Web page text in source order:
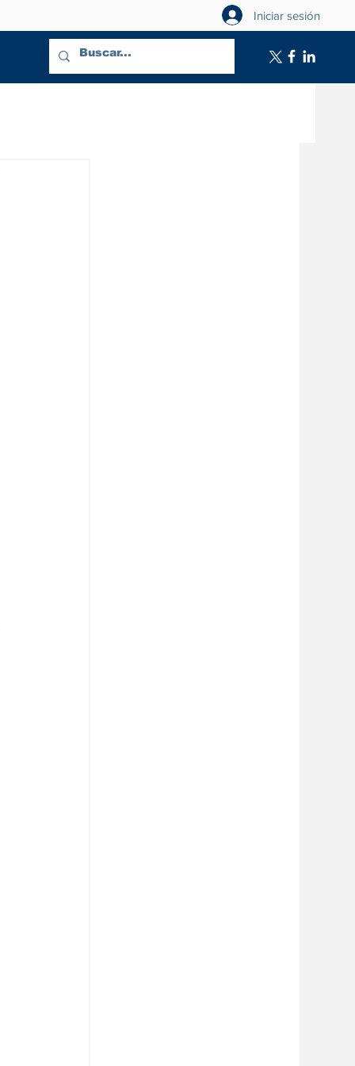
Iniciar sesión